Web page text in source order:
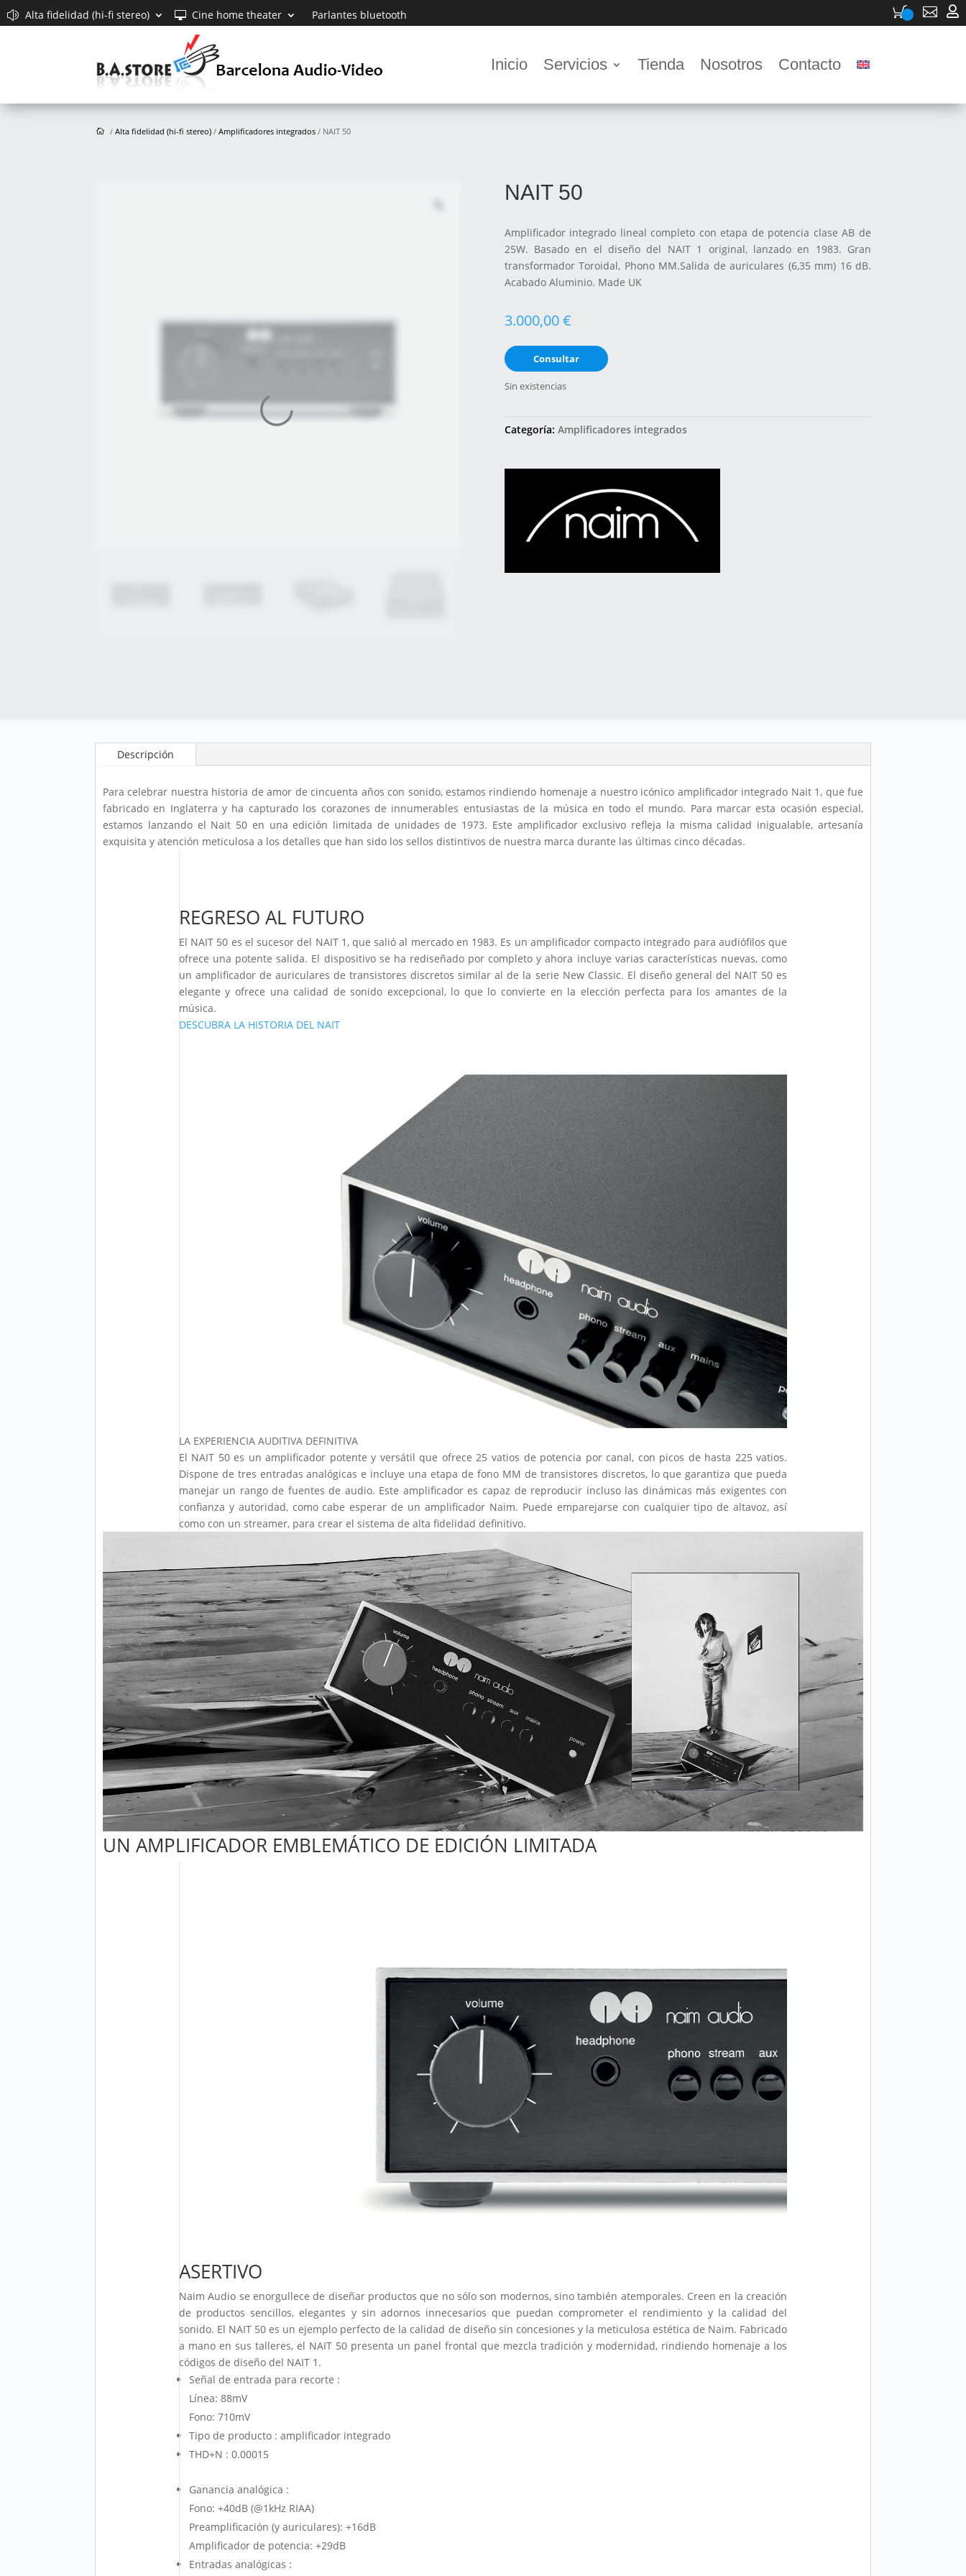
Alta fidelidad (hi-fi stereo) Cine home theater Parlantes bluetooth  
Inicio Servicios Tienda Nosotros Contacto
/Alta fidelidad (hi-fi stereo) /Amplificadores integrados / NAIT 50
NAIT 50
Amplificador integrado lineal completo con etapa de potencia clase AB de
25W. Basado en el diseño del NAIT 1 original, lanzado en 1983. Gran
transformador Toroidal, Phono MM.Salida de auriculares (6,35 mm) 16 dB.
Acabado Aluminio. Made UK
3.000,00€
Consultar
Sin existencias
Categoría: Amplificadores integrados
Descripción
Para celebrar nuestra historia de amor de cincuenta años con sonido, estamos rindiendo homenaje a nuestro icónico amplificador integrado Nait 1, que fue
fabricado en Inglaterra y ha capturado los corazones de innumerables entusiastas de la música en todo el mundo. Para marcar esta ocasión especial,
estamos lanzando el Nait 50 en una edición limitada de unidades de 1973. Este amplificador exclusivo refleja la misma calidad inigualable, artesanía
exquisita y atención meticulosa a los detalles que han sido los sellos distintivos de nuestra marca durante las últimas cinco décadas.
REGRESO AL FUTURO
El NAIT 50 es el sucesor del NAIT 1, que salió al mercado en 1983. Es un amplificador compacto integrado para audiófilos que
ofrece una potente salida. El dispositivo se ha rediseñado por completo y ahora incluye varias características nuevas, como
un amplificador de auriculares de transistores discretos similar al de la serie New Classic. El diseño general del NAIT 50 es
elegante y ofrece una calidad de sonido excepcional, lo que lo convierte en la elección perfecta para los amantes de la
música.
DESCUBRA LA HISTORIA DEL NAIT
LA EXPERIENCIA AUDITIVA DEFINITIVA
El NAIT 50 es un amplificador potente y versátil que ofrece 25 vatios de potencia por canal, con picos de hasta 225 vatios.
Dispone de tres entradas analógicas e incluye una etapa de fono MM de transistores discretos, lo que garantiza que pueda
manejar un rango de fuentes de audio. Este amplificador es capaz de reproducir incluso las dinámicas más exigentes con
confianza y autoridad, como cabe esperar de un amplificador Naim. Puede emparejarse con cualquier tipo de altavoz, así
como con un streamer, para crear el sistema de alta fidelidad definitivo.
UN AMPLIFICADOR EMBLEMÁTICO DE EDICIÓN LIMITADA
ASERTIVO
Naim Audio se enorgullece de diseñar productos que no sólo son modernos, sino también atemporales. Creen en la creación
de productos sencillos, elegantes y sin adornos innecesarios que puedan comprometer el rendimiento y la calidad del
sonido. El NAIT 50 es un ejemplo perfecto de la calidad de diseño sin concesiones y la meticulosa estética de Naim. Fabricado
a mano en sus talleres, el NAIT 50 presenta un panel frontal que mezcla tradición y modernidad, rindiendo homenaje a los
códigos de diseño del NAIT 1.
Señal de entrada para recorte :
Línea: 88mV
Fono: 710mV
Tipo de producto : amplificador integrado
THD+N : 0.00015
Ganancia analógica :
Fono: +40dB (@1kHz RIAA)
Preamplificación (y auriculares): +16dB
Amplificador de potencia: +29dB
Entradas analógicas :